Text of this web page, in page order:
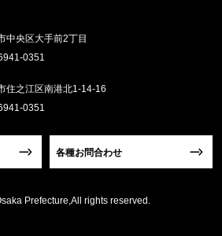
中央区大手前2丁目
0351
住之江区南港北1-14-16
0351
各種お問合わせ
Prefecture,All rights reserved.